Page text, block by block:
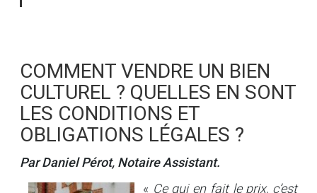
COMMENT VENDRE UN BIEN
CULTUREL ? QUELLES EN SONT
LES CONDITIONS ET
OBLIGATIONS LÉGALES ?
Par Daniel Pérot, Notaire Assistant.
« Ce qui en fait le prix, c’est